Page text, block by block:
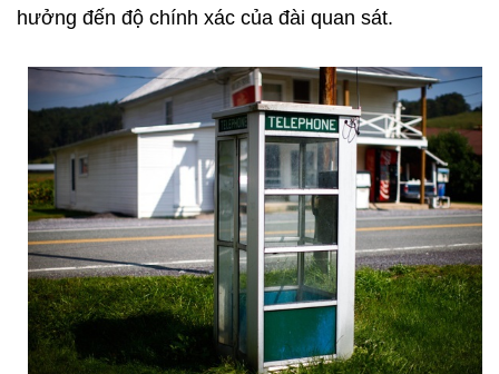
hưởng đến độ chính xác của đài quan sát.